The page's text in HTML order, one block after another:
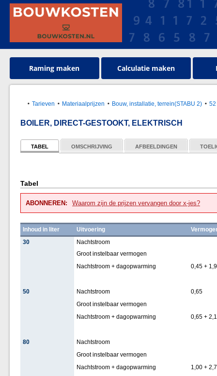
Raming maken Calculatie maken
Tarieven Materiaalprijzen Bouw, installatie, terrein(STABU 2) 52
BOILER, DIRECT-GESTOOKT, ELEKTRISCH
TABEL OMSCHRIJVING AFBEELDINGEN
Tabel
ABONNEREN: Waarom zijn de prijzen vervangen door x-jes?
Inhoud in liter Uitvoering
30
Nachtstroom
Groot instelbaar vermogen
Nachtstroom + dagopwarming
0,45 +
50 Nachtstroom
0,65
Groot instelbaar vermogen
Nachtstroom + dagopwarming
0,65 +
80
Nachtstroom
Groot instelbaar vermogen
Nachtstroom + dagopwarming
1,00 +